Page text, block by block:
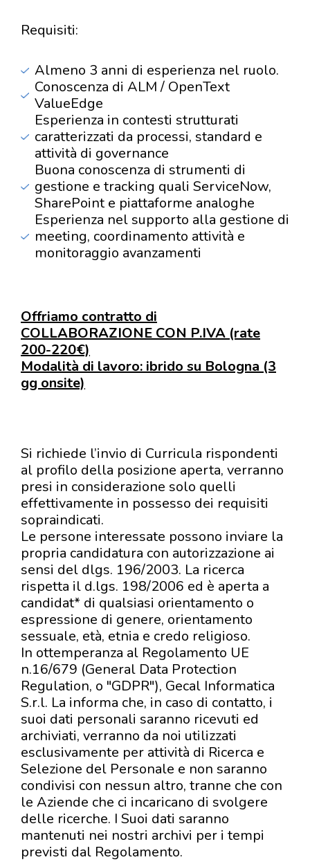
Requisiti:
Almeno 3 anni di esperienza nel ruolo.
Conoscenza di ALM / OpenText
ValueEdge
Esperienza in contesti strutturati
caratterizzati da processi, standard e
attività di governance
Buona conoscenza di strumenti di
gestione e tracking quali ServiceNow,
SharePoint e piattaforme analoghe
Esperienza nel supporto alla gestione di
meeting, coordinamento attività e
monitoraggio avanzamenti
Offriamo contratto di
COLLABORAZIONE CON P.IVA (rate
200-220€)
Modalità di lavoro: ibrido su Bologna (3
gg onsite)
Si richiede l’invio di Curricula rispondenti
al profilo della posizione aperta, verranno
presi in considerazione solo quelli
effettivamente in possesso dei requisiti
sopraindicati.
Le persone interessate possono inviare la
propria candidatura con autorizzazione ai
sensi del dlgs. 196/2003. La ricerca
rispetta il d.lgs. 198/2006 ed è aperta a
candidat* di qualsiasi orientamento o
espressione di genere, orientamento
sessuale, età, etnia e credo religioso.
In ottemperanza al Regolamento UE
n.16/679 (General Data Protection
Regulation, o "GDPR"), Gecal Informatica
S.r.l. La informa che, in caso di contatto, i
suoi dati personali saranno ricevuti ed
archiviati, verranno da noi utilizzati
esclusivamente per attività di Ricerca e
Selezione del Personale e non saranno
condivisi con nessun altro, tranne che con
le Aziende che ci incaricano di svolgere
delle ricerche. I Suoi dati saranno
mantenuti nei nostri archivi per i tempi
previsti dal Regolamento.